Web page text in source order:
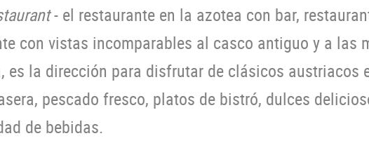
- el restaurante en la azotea con bar,
con vistas incomparables al casco antiguo y a las
es la dirección para disfrutar de clásicos austriacos
pescado fresco, platos de bistró, dulces
de bebidas.